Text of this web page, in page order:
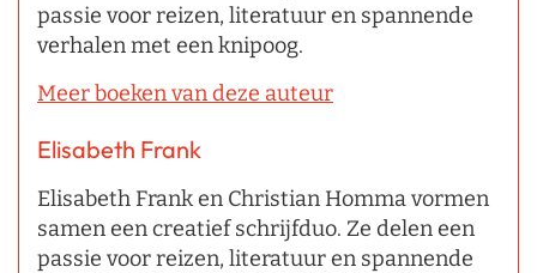
passie voor reizen, literatuur en spannende
verhalen met een knipoog.
Meer boeken van deze auteur
Elisabeth Frank
Elisabeth Frank en Christian Homma vormen
samen een creatief schrijfduo. Ze delen een
passie voor reizen, literatuur en spannende